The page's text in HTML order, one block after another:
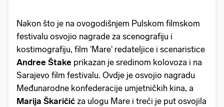
Nakon što je na ovogodišnjem Pulskom filmskom
festivalu osvojio nagrade za scenografiju i
kostimografiju, film 'Mare' redateljice i scenaristice
Andree Štake prikazan je sredinom kolovoza i na
Sarajevo film festivalu. Ovdje je osvojio nagradu
Međunarodne konfederacije umjetničkih kina, a
Marija Škaričić za ulogu Mare i treći je put osvojila